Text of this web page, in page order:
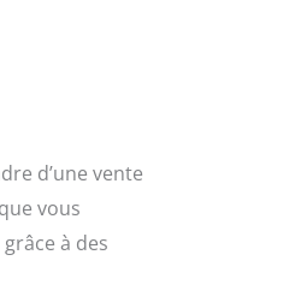
d’une vente
vous
à des